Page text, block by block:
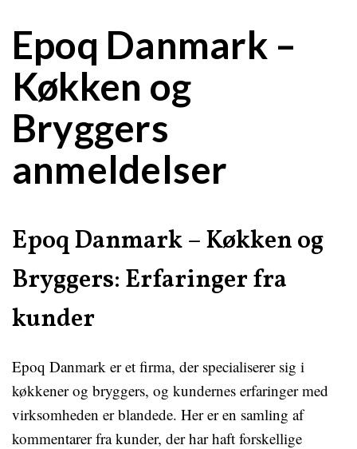
Epoq Danmark –
Køkken og
Bryggers
anmeldelser
Epoq Danmark – Køkken og
Bryggers: Erfaringer fra
kunder
Epoq Danmark er et firma, der specialiserer sig i
køkkener og bryggers, og kundernes erfaringer med
virksomheden er blandede. Her er en samling af
kommentarer fra kunder, der har haft forskellige